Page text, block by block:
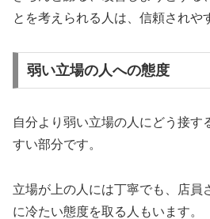
とを考えられる人は、信頼されや
弱い立場の人への態度
自分より弱い立場の人にどう接す
すい部分です。
立場が上の人には丁寧でも、店員
に冷たい態度を取る人もいます。